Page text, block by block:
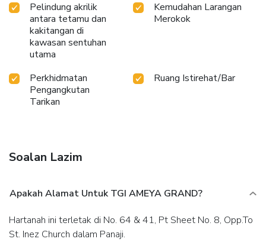
Pelindung akrilik
antara tetamu dan
kakitangan di
kawasan sentuhan
utama
Kemudahan Larangan
Merokok
Perkhidmatan
Pengangkutan
Tarikan
Ruang Istirehat/Bar
Soalan Lazim
Apakah Alamat Untuk TGI AMEYA GRAND?
Hartanah ini terletak di No. 64 & 41, Pt Sheet No. 8, Opp.To
St. Inez Church dalam Panaji.